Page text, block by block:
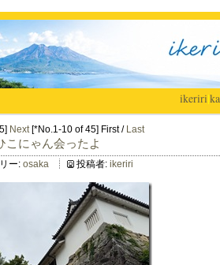
ikeriri|
Next[*No.1-10 of 45] First / Last
こにゃん会ったよ
ー: osaka 投稿者: ikeriri